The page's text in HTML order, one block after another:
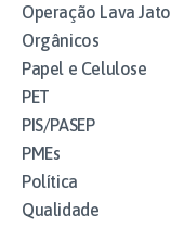
Operação Lava Jato
Orgânicos
Papel e Celulose
PET
PIS/PASEP
PMEs
Política
Qualidade